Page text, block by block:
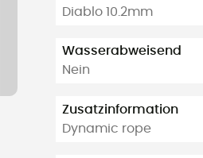
Diablo 10.2mm
Wasserabweisend
Nein
Zusatzinformation
Dynamic rope